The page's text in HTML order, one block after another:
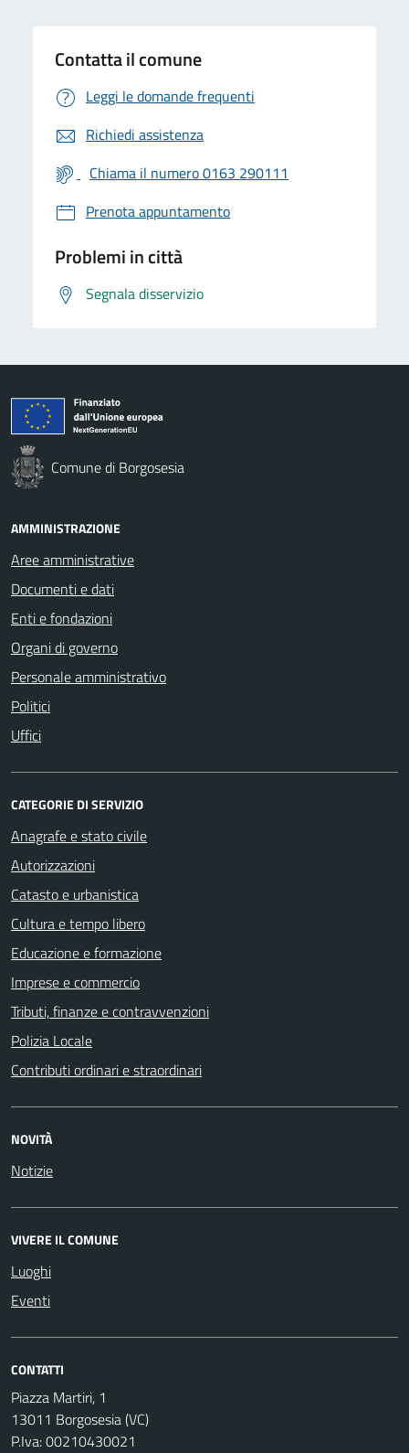
Contatta il comune
Leggi le domande frequenti
Richiedi assistenza
Chiama il numero 0163 290111
Prenota appuntamento
Problemi in città
Segnala disservizio
Comune di Borgosesia
AMMINISTRAZIONE
Aree amministrative
Documenti e dati
Enti e fondazioni
Organi di governo
Personale amministrativo
Politici
Uffici
CATEGORIE DI SERVIZIO
Anagrafe e stato civile
Autorizzazioni
Catasto e urbanistica
Cultura e tempo libero
Educazione e formazione
Imprese e commercio
Tributi, finanze e contravvenzioni
Polizia Locale
Contributi ordinari e straordinari
NOVITÀ
Notizie
VIVERE IL COMUNE
Luoghi
Eventi
CONTATTI
Piazza Martiri, 1
13011 Borgosesia (VC)
P.Iva: 00210430021